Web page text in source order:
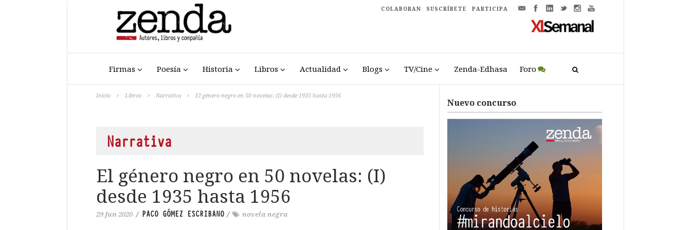
COLABORAN SUSCRÍBETE PARTICIPA
Firmas Poesía Historia Libros Actualidad Blogs TV/Cine Zenda-Edhasa Foro
Inicio > Libros > Narrativa > El género negro en 50 novelas: (I) desde 1935 hasta 1956
Narrativa
El género negro en 50 novelas: (I)
desde 1935 hasta 1956
29 Jun 2020 / PACO GÓMEZ ESCRIBANO / novela negra
Nuevo concurso